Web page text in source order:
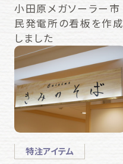
小田原メガソーラー市
民発電所の看板を作成
しました
特注アイテム